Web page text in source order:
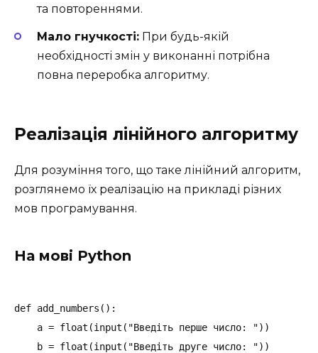
та повтореннями.
Мало гнучкості: При будь-якій
необхідності змін у виконанні потрібна
повна переробка алгоритму.
Реалізація лінійного алгоритму
Для розуміння того, що таке лінійний алгоритм,
розглянемо їх реалізацію на прикладі різних
мов програмування.
На мові Python
def add_numbers():
    a = float(input("Введіть перше число: "))
    b = float(input("Введіть друге число: "))